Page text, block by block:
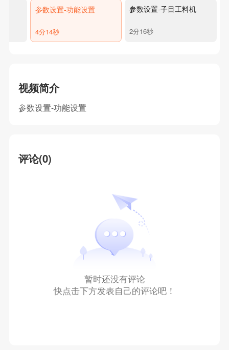
参数设置-功能设置
4分14秒
参数设置-子目工料机
2分16秒
视频简介
参数设置-功能设置
评论(0)
暂时还没有评论
快点击下方发表自己的评论吧！